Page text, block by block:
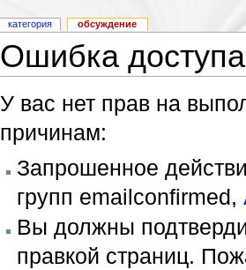
Ошибка доступа
У вас нет прав на
причинам:
Запрошенное
групп emailconfirmed,
Вы должны
правкой страниц.
категория обсуждение